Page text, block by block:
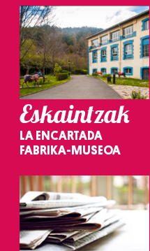
Eskaintzak
LA ENCARTADA
FABRIKA-MUSEOA